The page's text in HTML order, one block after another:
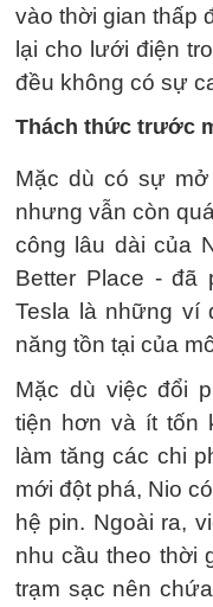
vào thời gian thấp
lại cho lưới điện
đều không có sự
Thách thức trước
Mặc dù có sự
nhưng vẫn còn
công lâu dài của
Better Place - đã
Tesla là những ví
năng tồn tại của
Mặc dù việc đổi
tiện hơn và ít tốn
làm tăng các chi
mới đột phá, Nio
hệ pin. Ngoài ra,
nhu cầu theo thời
trạm sạc nên